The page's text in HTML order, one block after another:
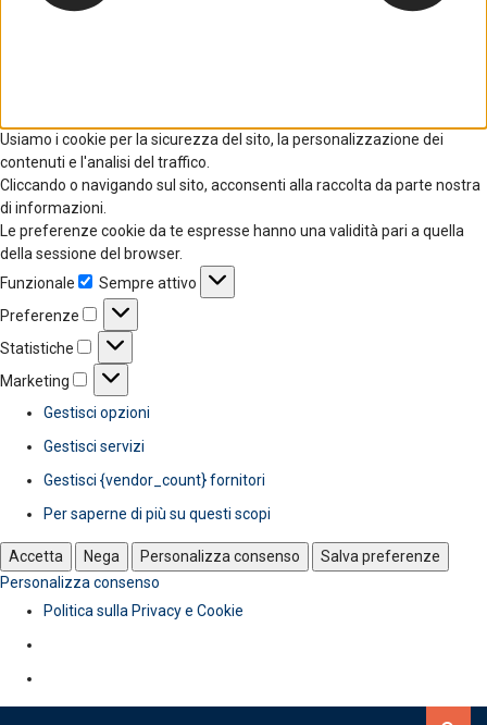
Usiamo i cookie per la sicurezza del sito, la personalizzazione dei
contenuti e l'analisi del traffico.
Cliccando o navigando sul sito, acconsenti alla raccolta da parte nostra
di informazioni.
Le preferenze cookie da te espresse hanno una validità pari a quella
della sessione del browser.
Funzionale
Funzionale
Sempre attivo
Preferenze
Preferenze
Statistiche
Statistiche
Marketing
Marketing
Gestisci opzioni
Gestisci servizi
Gestisci {vendor_count} fornitori
Per saperne di più su questi scopi
Accetta Nega Personalizza consenso
Salva preferenze
Personalizza consenso
Politica sulla Privacy e Cookie